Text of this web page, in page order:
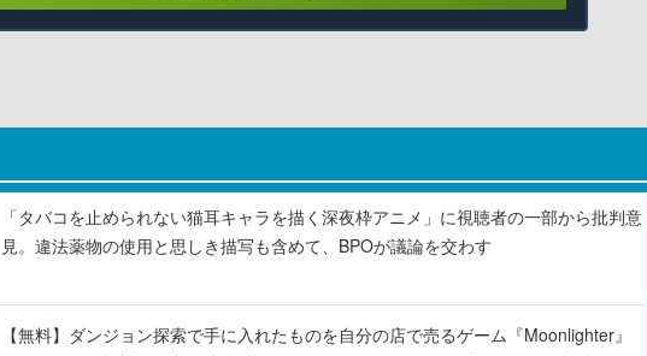
「タバコを止められない猫耳キャラを描く深夜枠アニメ」に視聴者の一部から批判意
見。違法薬物の使用と思しき描写も含めて、BPOが議論を交わす
【無料】ダンジョン探索で手に入れたものを自分の店で売るゲーム『Moonlighter』